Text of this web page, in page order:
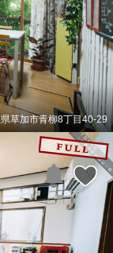
草加市青柳8丁目40-29